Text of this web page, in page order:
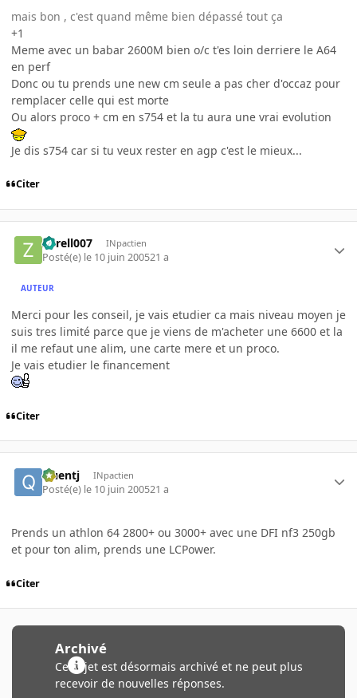
mais bon , c'est quand même bien dépassé tout ça
+1
Meme avec un babar 2600M bien o/c t'es loin derriere le A64
en perf
Donc ou tu prends une new cm seule a pas cher d'occaz pour
remplacer celle qui est morte
Ou alors proco + cm en s754 et la tu aura une vrai evolution
Je dis s754 car si tu veux rester en agp c'est le mieux...
Citer
Zorell007 INpactien
Posté(e) le 10 juin 200521 a
AUTEUR
Merci pour les conseil, je vais etudier ca mais niveau moyen je
suis tres limité parce que je viens de m'acheter une 6600 et la
il me refaut une alim, une carte mere et un proco.
Je vais etudier le financement
Citer
Quentj INpactien
Posté(e) le 10 juin 200521 a
Prends un athlon 64 2800+ ou 3000+ avec une DFI nf3 250gb
et pour ton alim, prends une LCPower.
Citer
Archivé
Ce sujet est désormais archivé et ne peut plus
recevoir de nouvelles réponses.